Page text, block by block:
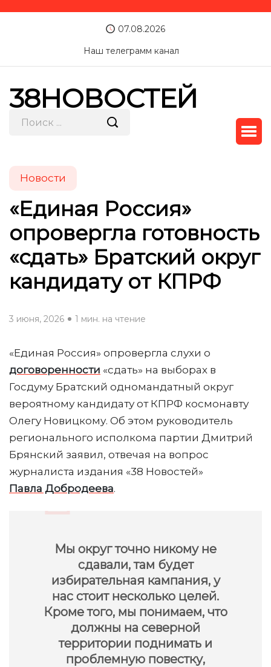
07.08.2026
Наш телеграмм канал
38НОВОСТЕЙ
Новости
«Единая Россия»
опровергла готовность
«сдать» Братский округ
кандидату от КПРФ
3 июня, 2026 1 мин. на чтение
«Единая Россия» опровергла слухи о
договоренности «сдать» на выборах в
Госдуму Братский одномандатный округ
вероятному кандидату от КПРФ космонавту
Олегу Новицкому. Об этом руководитель
регионального исполкома партии Дмитрий
Брянский заявил, отвечая на вопрос
журналиста издания «38 Новостей»
Павла Добродеева.
Мы округ точно никому не
сдавали, там будет
избирательная кампания, у
нас стоит несколько целей.
Кроме того, мы понимаем, что
должны на северной
территории поднимать и
проблемную повестку,